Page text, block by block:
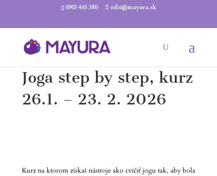
0903 465 380 edit@mayura.sk
Joga step by step, kurz
26.1. – 23. 2. 2026
Kurz na ktorom získaš nástroje ako cvičiť jogu tak, aby bola